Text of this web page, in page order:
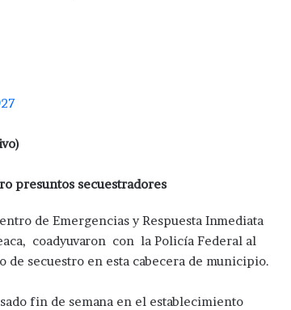
presuntos secuestradores
de Emergencias y Respuesta Inmediata
coadyuvaron con la Policía Federal al
secuestro en esta cabecera de municipio.
fin de semana en el establecimiento